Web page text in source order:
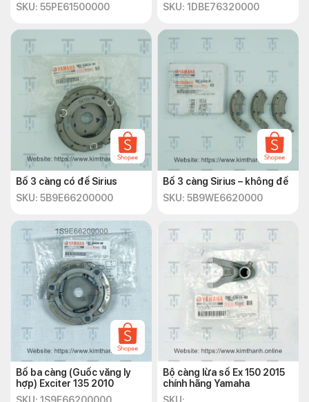
SKU: 55PE61500000 SKU: 1DBE76320000
Bố 3 càng có đế Sirius
SKU: 5B9E66200000
Bố 3 càng Sirius – không đế
SKU: 5B9WE6620000
Bố ba càng (Guốc văng ly
hợp) Exciter 135 2010
Bộ càng lừa số Ex 150 2015
chính hãng Yamaha